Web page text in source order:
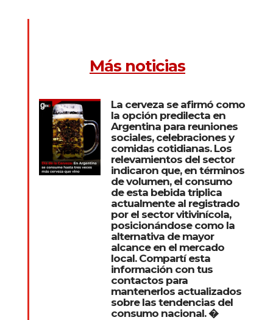
Más noticias
La cerveza se afirmó como
la opción predilecta en
Argentina para reuniones
sociales, celebraciones y
comidas cotidianas. Los
relevamientos del sector
indicaron que, en términos
de volumen, el consumo
de esta bebida triplica
actualmente al registrado
por el sector vitivinícola,
posicionándose como la
alternativa de mayor
alcance en el mercado
local. Compartí esta
información con tus
contactos para
mantenerlos actualizados
sobre las tendencias del
consumo nacional. �